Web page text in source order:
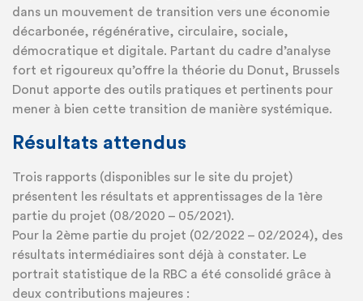
dans un mouvement de transition vers une économie
décarbonée, régénérative, circulaire, sociale,
démocratique et digitale. Partant du cadre d’analyse
fort et rigoureux qu’offre la théorie du Donut, Brussels
Donut apporte des outils pratiques et pertinents pour
mener à bien cette transition de manière systémique.
Résultats attendus
Trois rapports (disponibles sur le site du projet)
présentent les résultats et apprentissages de la 1ère
partie du projet (08/2020 – 05/2021).
Pour la 2ème partie du projet (02/2022 – 02/2024), des
résultats intermédiaires sont déjà à constater. Le
portrait statistique de la RBC a été consolidé grâce à
deux contributions majeures :